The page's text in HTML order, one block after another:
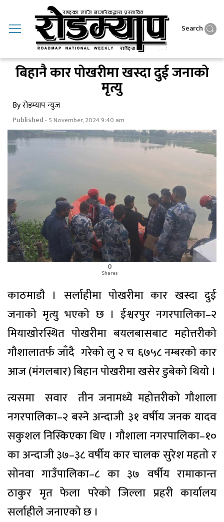
Search
बिहानै कार पाेखरीमा खस्दा दुई जनाकाे
मृत्यु
By रोडम्याप न्युज
Published- 5 November, 2024 9:40 am
0
Shares
काठमाडाै । सर्लाहीमा पोखरीमा कार खस्दा दुई
जनाको मृत्यु भएकाे छ । ईश्वरपुर नगरपालिका–२
मियाखोरस्थित पोखरीमा बयलबासबाट महोत्तरीको
गौशालातर्फ जाँदै गरेको लु २ च ६७५८ नम्बरको कार
आज (मंगलबार) बिहान पोखरीमा खसेर डुबेको थियो ।
त्यसमा सवार तीन जनामध्ये महोत्तरीको गौशाला
नगरपालिका–२ बस्ने अन्दाजी ३१ वर्षीय जनक यादव
सकुशल निस्किएका थिए । गौशाला नगरपालिका–१०
का अन्दाजी ३७–३८ वर्षीय कार चालक सुरेश महतो र
सोनवा गाउँपालिका–८ का ३७ वर्षीय रामाकान्त
ठाकुर मृत फेला परेको जिल्ला प्रहरी कार्यालय
सर्लाहीले जनाएको छ ।